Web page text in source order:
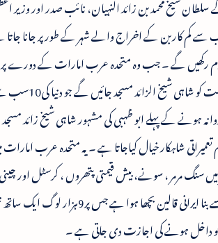
محمد بن زائد النہیان، نائب صدر اور وزیر
کم کاربن کے اخراج والے شہر کے طور پر جانا
مین قدم رکھیں گے ۔ جب وہ متحدہ عرب امارات کے
۔ نریندر مودی متحدہ عرب امارات کے دورہ کے دوران ابو
کے پہلے ابو ظہبی کی مشہور شاہی شیخ زائد
سے اہم تعمیراتی شاہکار خیال کیاجاتا ہے ۔ یہ متحدہ عرب
مرمر ، سونے، بیش قیمتی پتھروں ، کرسٹل اور
کا استعمال ہوا ہے ۔ اس میں ایک)(6000مربع میٹر 64583مربع فٹ) ہاتھ سے بنا ایرانی قالین بچھا
داخل ہونے کی اجازت دی جاتی ہے ۔